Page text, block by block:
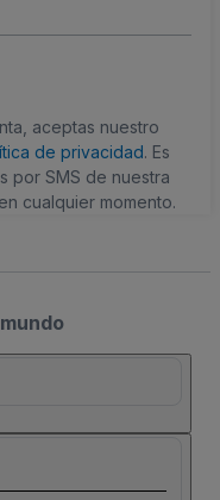
aceptas nuestro
de privacidad. Es
por SMS de nuestra
cualquier momento.